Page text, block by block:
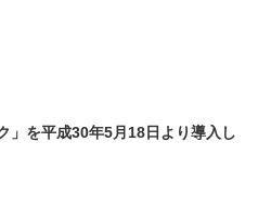
」を平成30年5月18日より導入し